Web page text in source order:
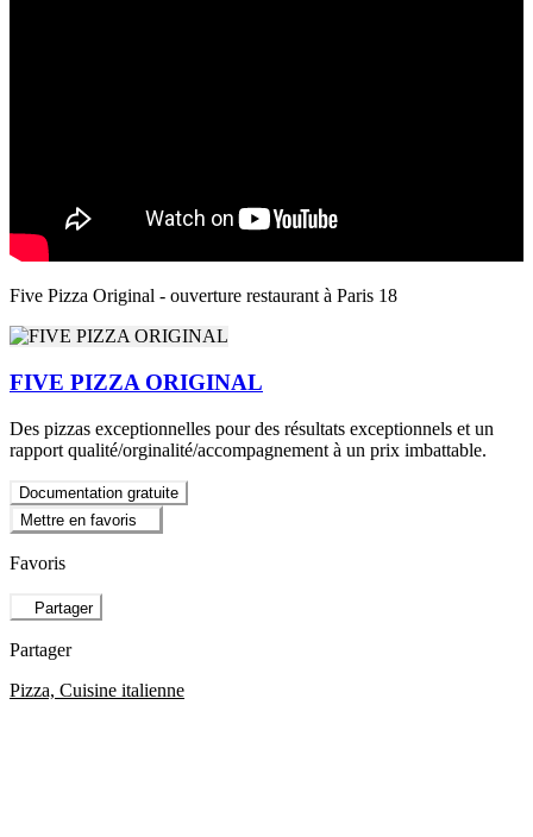
Five Pizza Original - ouverture restaurant à Paris 18
FIVE PIZZA ORIGINAL
Des pizzas exceptionnelles pour des résultats exceptionnels et un
rapport qualité/orginalité/accompagnement à un prix imbattable.
Documentation gratuite
Mettre en favoris
Favoris
Partager
Partager
Pizza, Cuisine italienne